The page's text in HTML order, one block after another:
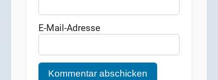
E-Mail-Adresse